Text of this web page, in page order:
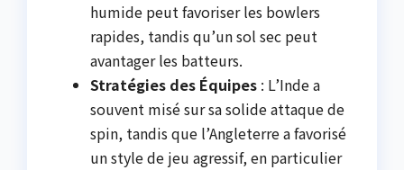
humide peut favoriser les bowlers
rapides, tandis qu’un sol sec peut
avantager les batteurs.
Stratégies des Équipes : L’Inde a
souvent misé sur sa solide attaque de
spin, tandis que l’Angleterre a favorisé
un style de jeu agressif, en particulier